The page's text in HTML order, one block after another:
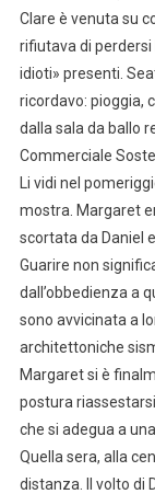
Clare è venuta su
rifiutava di perdersi
idioti» presenti.
ricordavo: pioggia,
dalla sala da ballo
Commerciale
Li vidi nel
mostra. Margaret
scortata da Daniel
Guarire non
dall’obbedienza a
sono avvicinata a
architettoniche
Margaret si è
postura
che si adegua a
Quella sera, alla
distanza. Il volto di